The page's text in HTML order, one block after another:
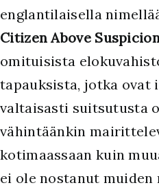
englantilaisella
Citizen Above
omituisista
tapauksista, jotka ovat
valtaisasti suitsutusta
vähintäänkin
kotimaassaan kuin
ei ole nostanut muiden